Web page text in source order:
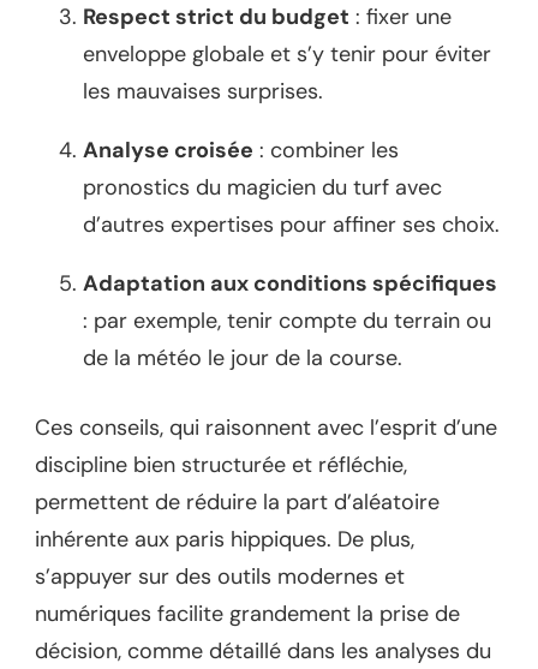
Respect strict du budget : fixer une
enveloppe globale et s’y tenir pour éviter
les mauvaises surprises.
Analyse croisée : combiner les
pronostics du magicien du turf avec
d’autres expertises pour affiner ses choix.
Adaptation aux conditions spécifiques
: par exemple, tenir compte du terrain ou
de la météo le jour de la course.
Ces conseils, qui raisonnent avec l’esprit d’une
discipline bien structurée et réfléchie,
permettent de réduire la part d’aléatoire
inhérente aux paris hippiques. De plus,
s’appuyer sur des outils modernes et
numériques facilite grandement la prise de
décision, comme détaillé dans les analyses du